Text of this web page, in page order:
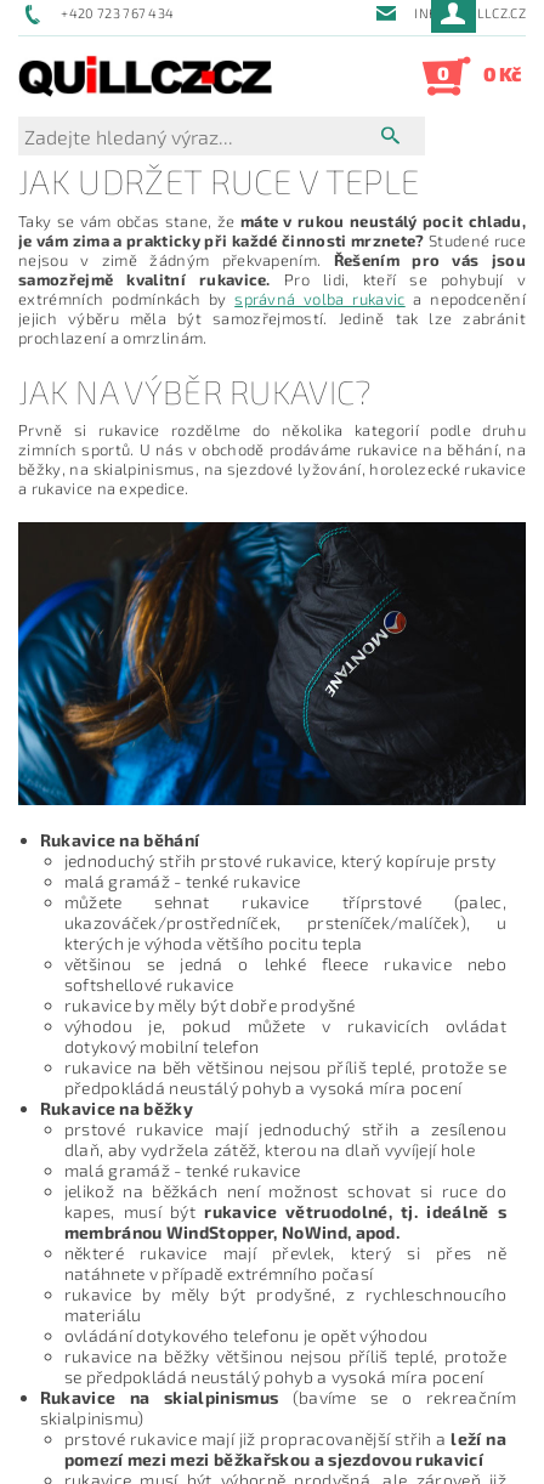
+420 723 767 434 INFO@QUILLCZ.CZ
0 0 Kč
JAK UDRŽET RUCE V TEPLE
Taky se vám občas stane, že máte v rukou neustálý pocit chladu,
je vám zima a prakticky při každé činnosti mrznete? Studené ruce
nejsou v zimě žádným překvapením. Řešením pro vás jsou
samozřejmě kvalitní rukavice. Pro lidi, kteří se pohybují v
extrémních podmínkách bysprávná volba rukavic a nepodcenění
jejich výběru měla být samozřejmostí. Jedině tak lze zabránit
prochlazení a omrzlinám.
JAK NA VÝBĚR RUKAVIC?
Prvně si rukavice rozdělme do několika kategorií podle druhu
zimních sportů. U nás v obchodě prodáváme rukavice na běhání, na
běžky, na skialpinismus, na sjezdové lyžování, horolezecké rukavice
a rukavice na expedice.
Rukavice na běhání
jednoduchý střih prstové rukavice, který kopíruje prsty
malá gramáž - tenké rukavice
můžete sehnat rukavice tříprstové (palec,
ukazováček/prostředníček, prsteníček/malíček), u
kterých je výhoda většího pocitu tepla
většinou se jedná o lehké fleece rukavice nebo
softshellové rukavice
rukavice by měly být dobře prodyšné
výhodou je, pokud můžete v rukavicích ovládat
dotykový mobilní telefon
rukavice na běh většinou nejsou příliš teplé, protože se
předpokládá neustálý pohyb a vysoká míra pocení
Rukavice na běžky
prstové rukavice mají jednoduchý střih a zesílenou
dlaň, aby vydržela zátěž, kterou na dlaň vyvíjejí hole
malá gramáž - tenké rukavice
jelikož na běžkách není možnost schovat si ruce do
kapes, musí býtrukavice větruodolné, tj. ideálně s
membránou WindStopper, NoWind, apod.
některé rukavice mají převlek, který si přes ně
natáhnete v případě extrémního počasí
rukavice by měly být prodyšné, z rychleschnoucího
materiálu
ovládání dotykového telefonu je opět výhodou
rukavice na běžky většinou nejsou příliš teplé, protože
se předpokládá neustálý pohyb a vysoká míra pocení
Rukavice na skialpinismus (bavíme se o rekreačním
skialpinismu)
prstové rukavice mají již propracovanější střih aleží na
pomezí mezi mezi běžkařskou a sjezdovou rukavicí
rukavice musí být výborně prodyšná, ale zároveň již